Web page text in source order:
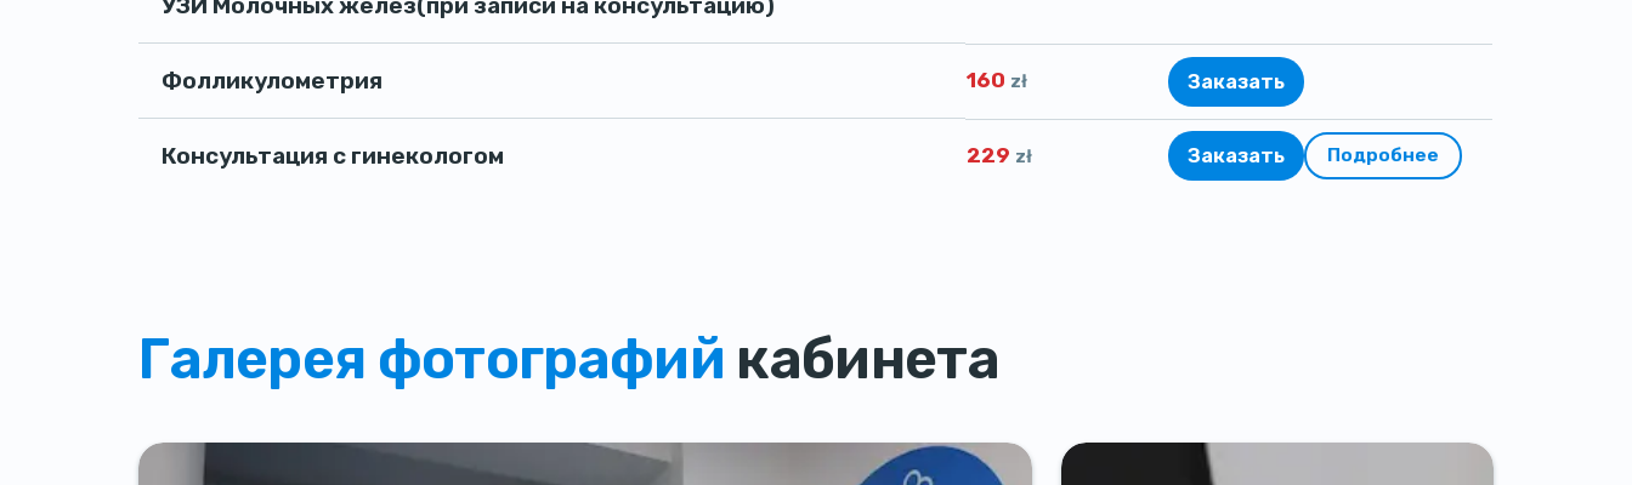
Фолликулометрия 160 zł Заказать
Консультация с гинекологом 229 zł Заказать Подробнее
Галерея фотографий кабинета